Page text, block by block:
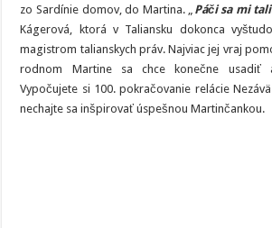
zo Sardínie domov, do Martina. „ Páči sa mi
Kágerová, ktorá v Taliansku dokonca
magistrom talianskych práv. Najviac jej vraj
rodnom Martine sa chce konečne
Vypočujete si 100. pokračovanie relácie
nechajte sa inšpirovať úspešnou Martinčankou.